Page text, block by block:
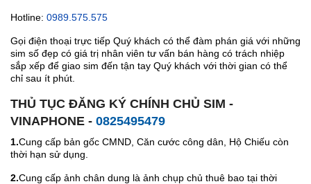
Hotline: 0989.575.575
Gọi điện thoại trực tiếp Quý khách có thể đàm phán giá với những
sim số đẹp có giá trị nhân viên tư vấn bán hàng có trách nhiệp
sắp xếp để giao sim đến tận tay Quý khách với thời gian có thể
chỉ sau ít phút.
THỦ TỤC ĐĂNG KÝ CHÍNH CHỦ SIM -
VINAPHONE - 0825495479
1.Cung cấp bản gốc CMND, Căn cước công dân, Hộ Chiếu còn
thời hạn sử dụng.
2.Cung cấp ảnh chân dung là ảnh chụp chủ thuê bao tại thời